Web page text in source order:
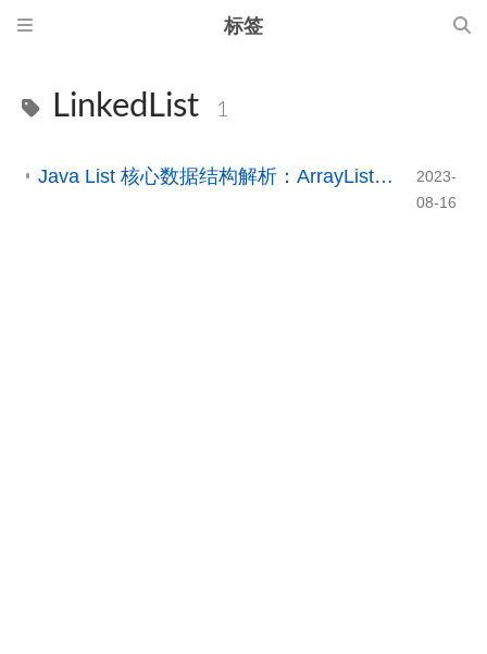
标签
LinkedList 1
Java List 核心数据结构解析：ArrayList、LinkedList 与线程安全
2023-
08-16